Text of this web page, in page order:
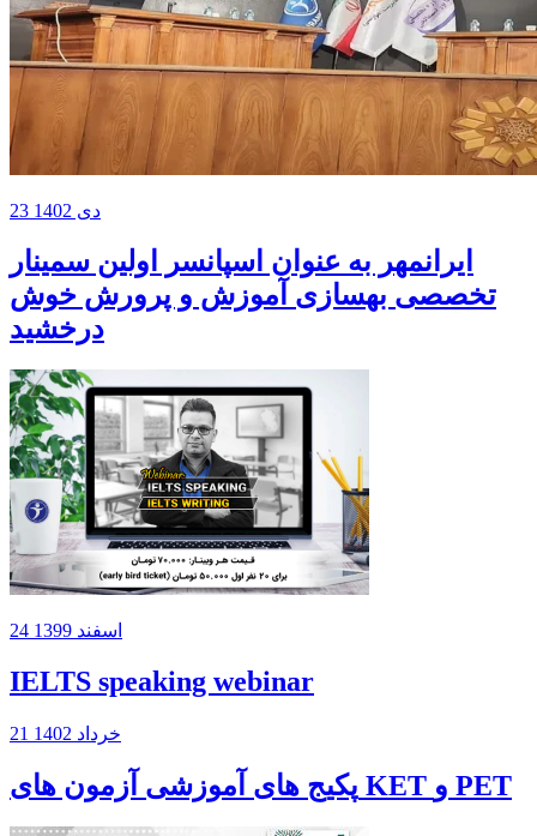
23 دی 1402
ایرانمهر به عنوان اسپانسر اولین سمینار
تخصصی بهسازی آموزش و پرورش خوش
درخشید
24 اسفند 1399
IELTS speaking webinar
21 خرداد 1402
پکیج های آموزشی آزمون های KET و PET